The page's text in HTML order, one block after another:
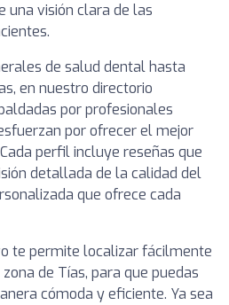
una visión clara de las
de salud dental hasta
en nuestro directorio
por profesionales
por ofrecer el mejor
perfil incluye reseñas que
detallada de la calidad del
que ofrece cada
te permite localizar fácilmente
de Tías, para que puedas
cómoda y eficiente. Ya sea